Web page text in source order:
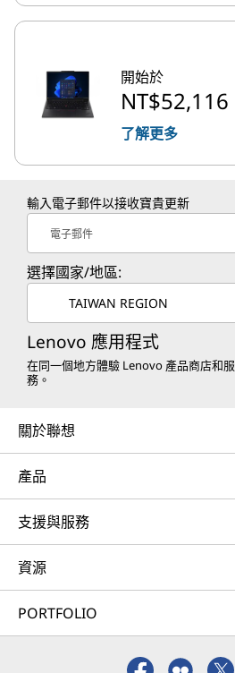
開始於
NT$52,116
了解更多
輸入電子郵件以接收寶貴更新
電子郵件
選擇國家/地區:
TAIWAN REGION
Lenovo 應用程式
在同一個地方體驗 Lenovo 產品商店和服
務。
關於聯想
產品
支援與服務
資源
PORTFOLIO